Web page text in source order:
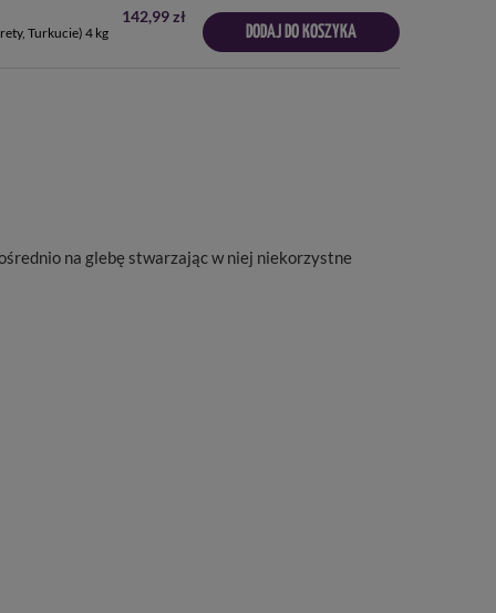
Turkucie) 4 kg
142,99 zł
DODAJ DO KOSZYKA
na glebę stwarzając w niej niekorzystne